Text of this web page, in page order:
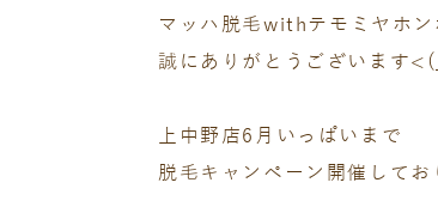
マッハ脱毛withテモミヤホ
誠にありがとうございます
上中野店6月いっぱいまで
脱毛キャンペーン開催して